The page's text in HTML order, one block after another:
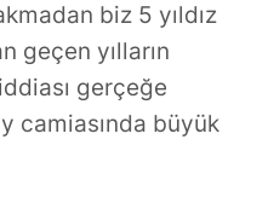
biz 5 yıldız
geçen yılların
gerçeğe
camiasında büyük